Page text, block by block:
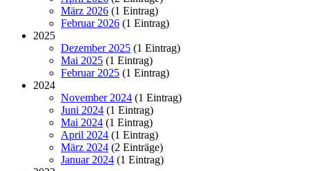
März 2026 (1 Eintrag)
Februar 2026 (1 Eintrag)
2025
Dezember 2025 (1 Eintrag)
Mai 2025 (1 Eintrag)
Februar 2025 (1 Eintrag)
2024
November 2024 (1 Eintrag)
Juni 2024 (1 Eintrag)
Mai 2024 (1 Eintrag)
April 2024 (1 Eintrag)
März 2024 (2 Einträge)
Januar 2024 (1 Eintrag)